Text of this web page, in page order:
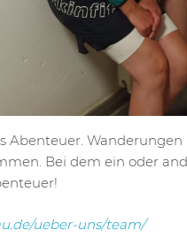
Abenteuer. Wanderungen
Bei dem ein oder
ueber-uns/team/